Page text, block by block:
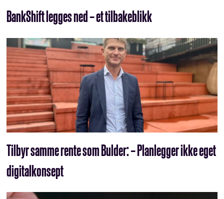
BankShift legges ned – et tilbakeblikk
Tilbyr samme rente som Bulder: – Planlegger ikke eget
digitalkonsept